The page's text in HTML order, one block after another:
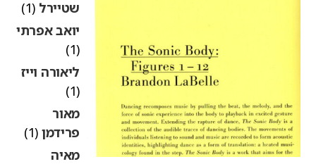
שטיירל(1)
יואב אפרתי
ליאורה וייז
מאור
פרידמן(1)
מאיה